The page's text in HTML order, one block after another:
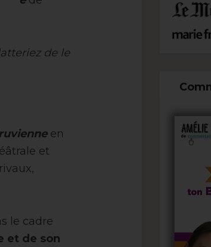
de le
en
et
le cadre
et de son